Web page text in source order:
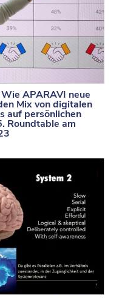
APARAVI neue
Mix von digitalen
auf persönlichen
Roundtable am